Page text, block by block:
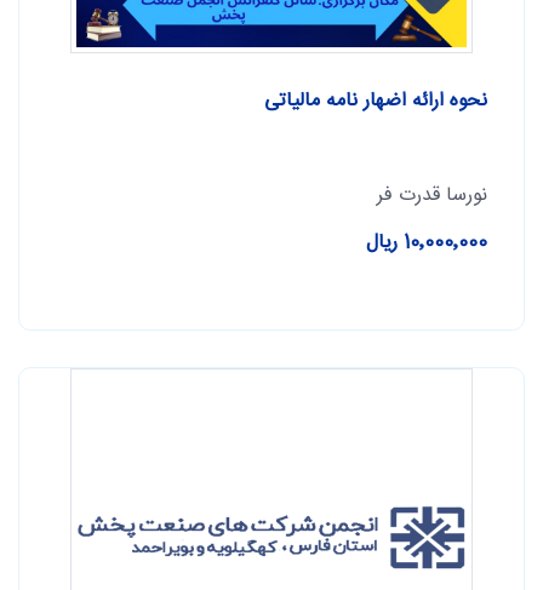
نحوه ارائه اضهار نامه مالیاتی
نورسا قدرت فر
10٬000٬000 ریال